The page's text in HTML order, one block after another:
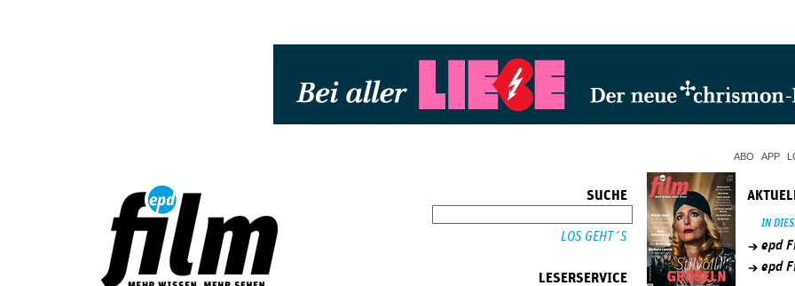
ABO APP
SUCHE
LESERSERVICE
IN
epd
epd